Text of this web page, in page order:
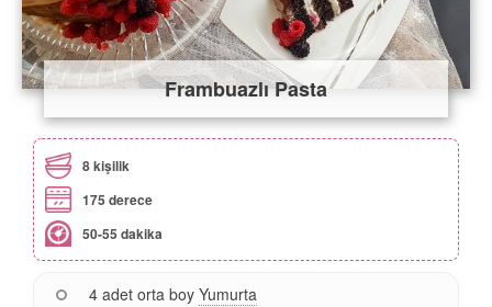
Frambuazlı Pasta
8 kişilik
175 derece
50-55 dakika
4 adet orta boy Yumurta